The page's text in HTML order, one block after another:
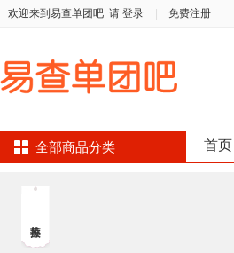
欢迎来到易查单团吧 请 登录 免费注册
全部商品分类 首页